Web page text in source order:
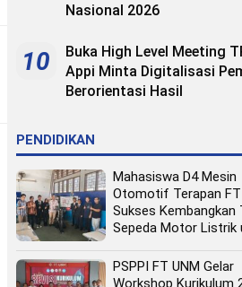
Nasional 2026
10
Buka High Level Meeting
Appi Minta Digitalisasi
Berorientasi Hasil
PENDIDIKAN
Mahasiswa D4 Mesin
Otomotif Terapan FT
Sukses Kembangkan
Sepeda Motor Listrik
PSPPI FT UNM Gelar
Workshop Kurikulum